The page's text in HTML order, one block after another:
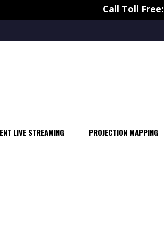
Call Toll Free:
LIVE STREAMING PROJECTION MAPPING
PROJECTION MAPPING